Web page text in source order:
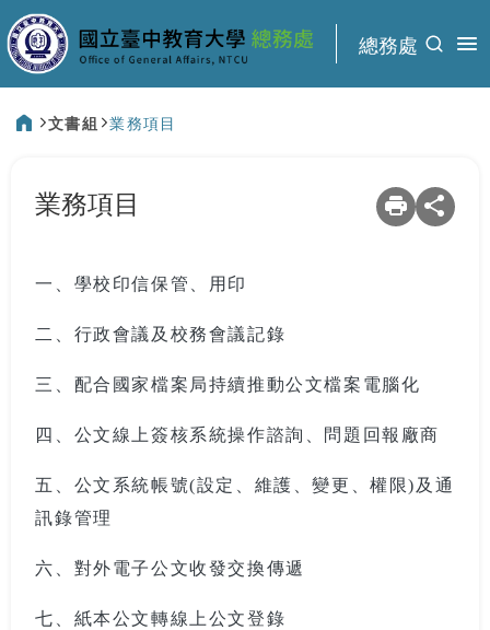
總務處
文書組 業務項目
業務項目
一、學校印信保管、用印
二、行政會議及校務會議記錄
三、配合國家檔案局持續推動公文檔案電腦化
四、公文線上簽核系統操作諮詢、問題回報廠商
五、公文系統帳號(設定、維護、變更、權限)及通
訊錄管理
六、對外電子公文收發交換傳遞
七、紙本公文轉線上公文登錄